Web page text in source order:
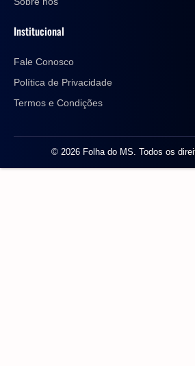
Institucional
Fale Conosco
Política de Privacidade
Termos e Condições
© 2026 Folha do MS. Todos os